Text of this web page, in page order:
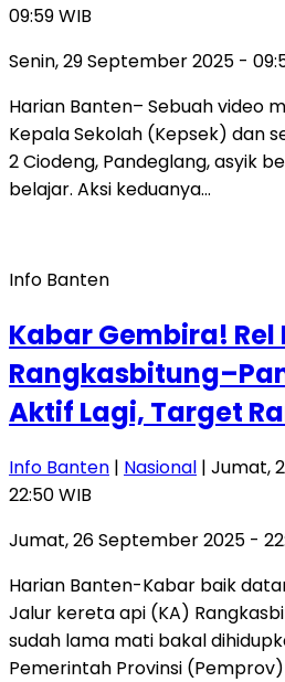
09:59 WIB
Senin, 29 September 2025 -
Harian Banten– Sebuah video
Kepala Sekolah (Kepsek) dan
2 Ciodeng, Pandeglang, asyik
belajar. Aksi keduanya…
Info Banten
Kabar Gembira! Rel
Aktif Lagi, Target
Info Banten | Nasional | Jumat,
22:50 WIB
Jumat, 26 September 2025 -
Harian Banten-Kabar baik
Jalur kereta api (KA)
sudah lama mati bakal
Pemerintah Provinsi